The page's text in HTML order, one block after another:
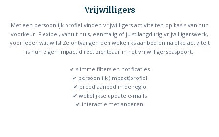
Vrijwilligers
Met een persoonlijk profiel vinden vrijwilligers activiteiten op basis van hun
voorkeur. Flexibel, vanuit huis, eenmalig of juist langdurig vrijwilligerswerk,
voor ieder wat wils! Ze ontvangen een wekelijks aanbod en na elke activiteit
is hun eigen impact direct zichtbaar in het vrijwilligerspaspoort.
✔ slimme filters en notificaties
✔ persoonlijk (impact)profiel
✔ breed aanbod in de regio
✔ wekelijkse update e-mails
✔ interactie met anderen